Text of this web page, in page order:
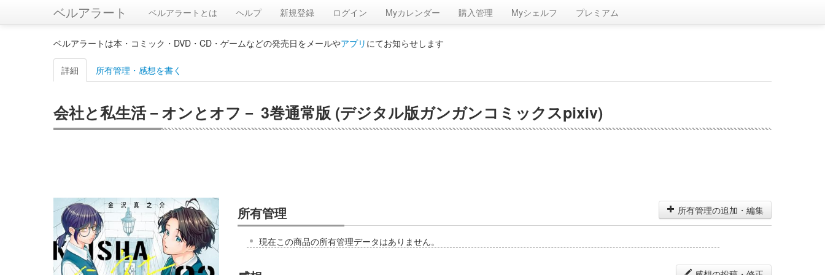
ベルアラート ベルアラートとは ヘルプ 新規登録 ログイン Myカレンダー 購入管理 Myシェルフ プレミアム
ベルアラートは本・コミック・DVD・CD・ゲームなどの発売日をメールやアプリ にてお知らせします
詳細 所有管理・感想を書く
会社と私生活－オンとオフ－ 3巻通常版 (デジタル版ガンガンコミックスpixiv)
所有管理 所有管理の追加・編集
現在この商品の所有管理データはありません。